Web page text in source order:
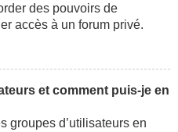
des pouvoirs de
accès à un forum privé.
et comment puis-je en
groupes d’utilisateurs en